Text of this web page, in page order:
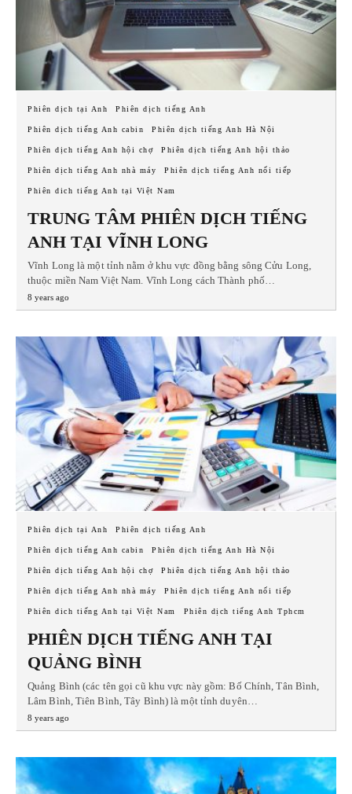
Phiên dịch tại Anh Phiên dịch tiếng Anh
Phiên dịch tiếng Anh cabin Phiên dịch tiếng Anh Hà Nội
Phiên dịch tiếng Anh hội chợ Phiên dịch tiếng Anh hội thảo
Phiên dịch tiếng Anh nhà máy Phiên dịch tiếng Anh nối tiếp
Phiên dich tiếng Anh tại Việt Nam
TRUNG TÂM PHIÊN DỊCH TIẾNG
ANH TẠI VĨNH LONG
Vĩnh Long là một tỉnh nằm ở khu vực đồng bằng sông Cửu Long,
thuộc miền Nam Việt Nam. Vĩnh Long cách Thành phố…
8 years ago
Phiên dịch tại Anh Phiên dịch tiếng Anh
Phiên dịch tiếng Anh cabin Phiên dịch tiếng Anh Hà Nội
Phiên dịch tiếng Anh hội chợ Phiên dịch tiếng Anh hội thảo
Phiên dịch tiếng Anh nhà máy Phiên dịch tiếng Anh nối tiếp
Phiên dich tiếng Anh tại Việt Nam Phiên dịch tiếng Anh Tphcm
PHIÊN DỊCH TIẾNG ANH TẠI
QUẢNG BÌNH
Quảng Bình (các tên gọi cũ khu vực này gồm: Bố Chính, Tân Bình,
Lâm Bình, Tiên Bình, Tây Bình) là một tỉnh duyên…
8 years ago